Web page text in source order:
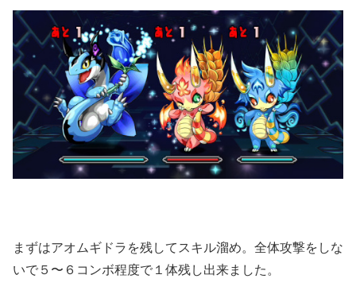
まずはアオムギドラを残してスキル溜め。全体攻撃をしな
いで５〜６コンボ程度で１体残し出来ました。